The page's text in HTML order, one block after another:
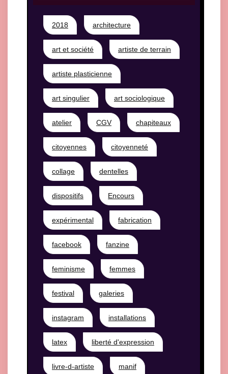
2018 architecture
art et société artiste de terrain
artiste plasticienne
art singulier art sociologique
atelier CGV chapiteaux
citoyennes citoyenneté
collage dentelles
dispositifs Encours
expérimental fabrication
facebook fanzine
feminisme femmes
festival galeries
instagram installations
latex liberté d'expression
livre-d-artiste manif